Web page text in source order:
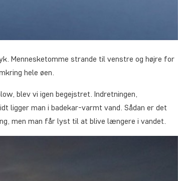
Mennesketomme strande til venstre og højre for
hele øen.
blev vi igen begejstret. Indretningen,
ligger man i badekar-varmt vand. Sådan er det
men man får lyst til at blive længere i vandet.